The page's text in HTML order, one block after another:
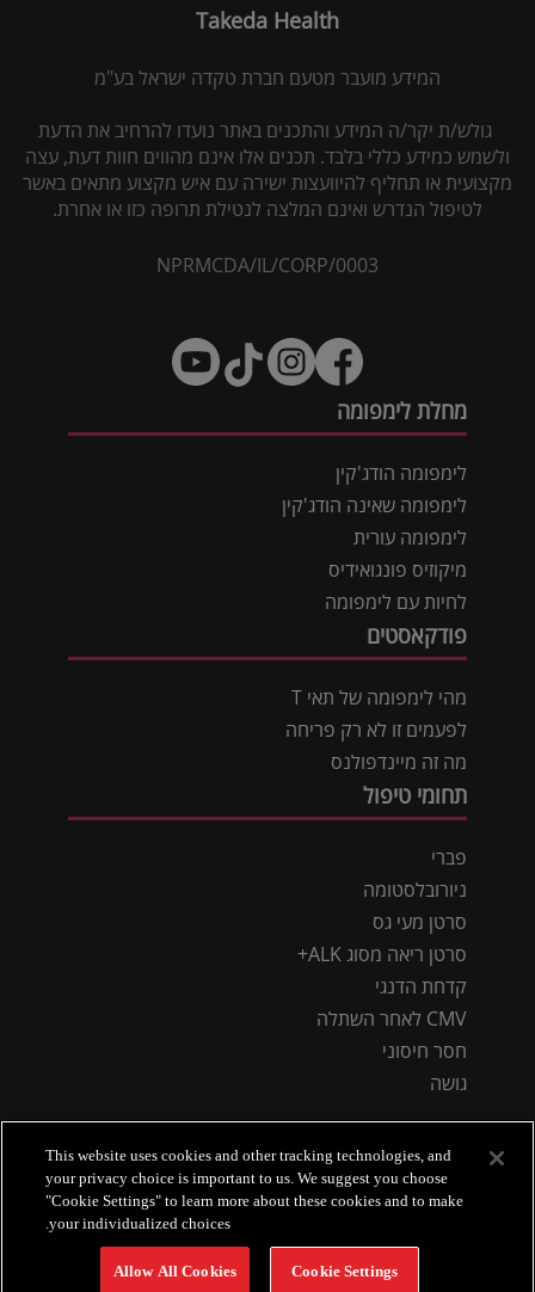
Takeda Health
המידע מועבר מטעם חברת טקדה ישראל בע"מ
גולש/ת יקר/ה המידע והתכנים באתר נועדו להרחיב את הדעת
ולשמש כמידע כללי בלבד. תכנים אלו אינם מהווים חוות דעת, עצה
מקצועית או תחליף להיוועצות ישירה עם איש מקצוע מתאים באשר
לטיפול הנדרש ואינם המלצה לנטילת תרופה כזו או אחרת.
NPRMCDA/IL/CORP/0003
מחלת לימפומה
לימפומה הודג'קין
לימפומה שאינה הודג'קין
לימפומה עורית
מיקוזיס פונגואידיס
לחיות עם לימפומה
פודקאסטים
מהי לימפומה של תאי T
לפעמים זו לא רק פריחה
מה זה מיינדפולנס
תחומי טיפול
פברי
ניורובלסטומה
סרטן מעי גס
סרטן ריאה מסוג ALK+
קדחת הדנגי
CMV לאחר השתלה
חסר חיסוני
גושה
מדיניות פרטיותתנאי שימושאודות טקדההצהרת נגישות
This website uses cookies and other tracking technologies, and
your privacy choice is important to us. We suggest you choose
"Cookie Settings" to learn more about these cookies and to make
your individualized choices.
Cookie Settings
Allow All Cookies